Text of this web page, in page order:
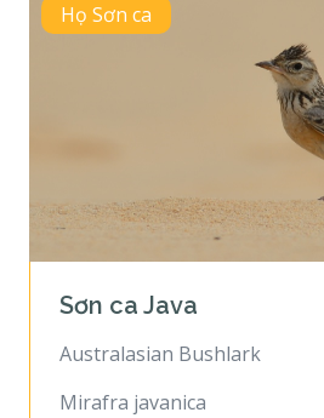
Họ Sơn ca
Sơn ca Java
Australasian Bushlark
Mirafra javanica